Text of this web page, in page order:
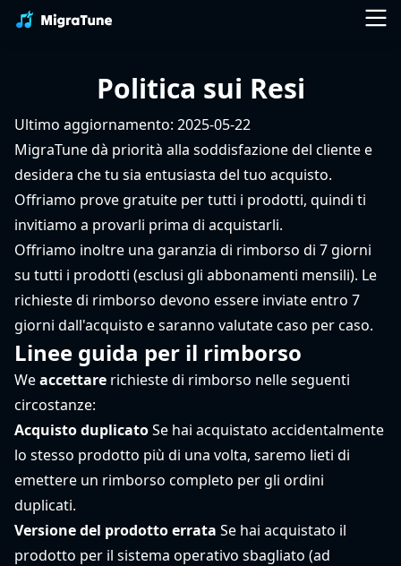
Politica sui Resi
Ultimo aggiornamento: 2025-05-22
MigraTune dà priorità alla soddisfazione del cliente e
desidera che tu sia entusiasta del tuo acquisto.
Offriamo prove gratuite per tutti i prodotti, quindi ti
invitiamo a provarli prima di acquistarli.
Offriamo inoltre una garanzia di rimborso di 7 giorni
su tutti i prodotti (esclusi gli abbonamenti mensili). Le
richieste di rimborso devono essere inviate entro 7
giorni dall'acquisto e saranno valutate caso per caso.
Linee guida per il rimborso
Weaccettare richieste di rimborso nelle seguenti
circostanze:
Acquisto duplicatoSe hai acquistato accidentalmente
lo stesso prodotto più di una volta, saremo lieti di
emettere un rimborso completo per gli ordini
duplicati.
Versione del prodotto errata Se hai acquistato il
prodotto per il sistema operativo sbagliato (ad